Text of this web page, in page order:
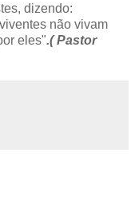
dizendo:
não vivam
eles".( Pastor